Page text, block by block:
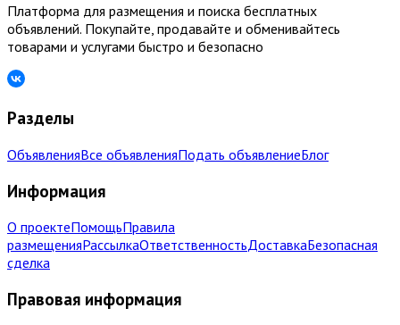
Платформа для размещения и поиска бесплатных
объявлений. Покупайте, продавайте и обменивайтесь
товарами и услугами быстро и безопасно
Разделы
ОбъявленияВсе объявленияПодать объявлениеБлог
Информация
О проектеПомощьПравила
размещенияРассылкаОтветственностьДоставкаБезопасная
сделка
Правовая информация